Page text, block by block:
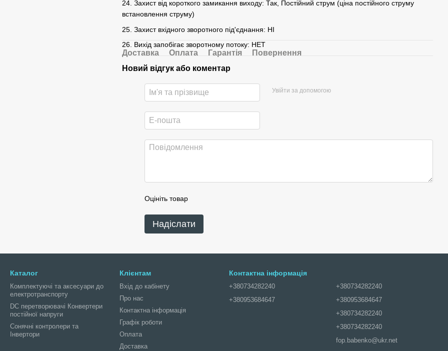
24. Захист від короткого замикання виходу: Так, Постійний струм (ціна постійного струму
встановлення струму)
25. Захист вхідного зворотного під'єднання: НІ
26. Вихід запобігає зворотному потоку: HET
Доставка Оплата Гарантія
Повернення
Новий відгук або коментар
Увійти за допомогою
Оцініть товар
Надіслати
Каталог
Комплектуючі та аксесуари до
електротранспорту
DC перетворювачі Конвертери
постійної напруги
Сонячні контролери та
Інвертори
Клієнтам
Вхід до кабінету
Про нас
Контактна інформація
Графік роботи
Оплата
Доставка
Контактна інформація
+380734282240
+380953684647
+380734282240
+380953684647
+380734282240
+380734282240
fop.babenko@ukr.net